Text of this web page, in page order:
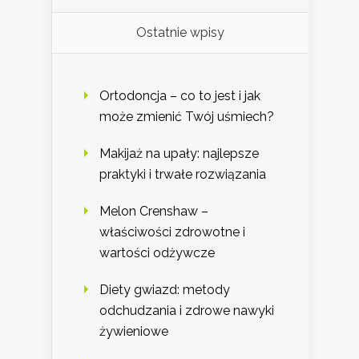
Ostatnie wpisy
Ortodoncja – co to jest i jak
może zmienić Twój uśmiech?
Makijaż na upały: najlepsze
praktyki i trwałe rozwiązania
Melon Crenshaw –
właściwości zdrowotne i
wartości odżywcze
Diety gwiazd: metody
odchudzania i zdrowe nawyki
żywieniowe